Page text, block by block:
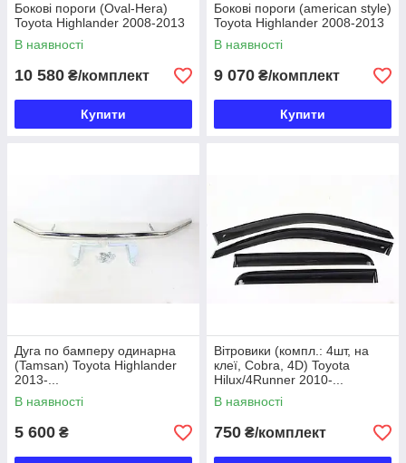
Бокові пороги (Oval-Hera)
Toyota Highlander 2008-2013
В наявності
10 580 ₴/комплект
Купити
Бокові пороги (аmerican style)
Toyota Highlander 2008-2013
В наявності
9 070 ₴/комплект
Купити
Дуга по бамперу одинарна
(Tamsan) Toyota Highlander
2013-...
В наявності
5 600 ₴
Вітровики (компл.: 4шт, на
клеї, Cobra, 4D) Toyota
Hilux/4Runner 2010-...
В наявності
750 ₴/комплект